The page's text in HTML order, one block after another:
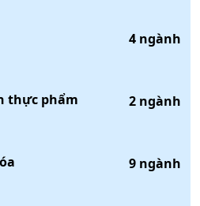
4 ngành
thực phẩm 2 ngành
9 ngành